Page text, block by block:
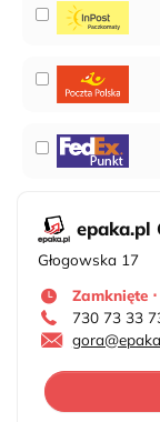
epaka.pl
Głogowska 17
Zamknięte
730 73 33